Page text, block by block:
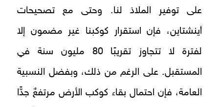
على توفير الملاذ لنا. وحتى مع تصحيحات
أينشتاين، فإن استقرار كوكبنا غير مضمون إلا
لفترة لا تتجاوز تقريبًا 80 مليون سنة في
المستقبل. على الرغم من ذلك، وبفضل النسبية
العامة، فإن احتمال بقاء كوكب الأرض مرتفعٌ جدًّا